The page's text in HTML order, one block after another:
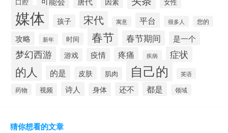
口腔 女性
媒体 孩子 宋代 寓意 平台 很多人 您的
攻略 新年 时间 春节 春节期间 是一个
梦幻西游 游戏 疫情 疼痛 疾病 症状
的人 的是 皮肤 肌肉 自己的 英语
药物 视频 诗人 身体 还不 都是 领域
猜你想看的文章